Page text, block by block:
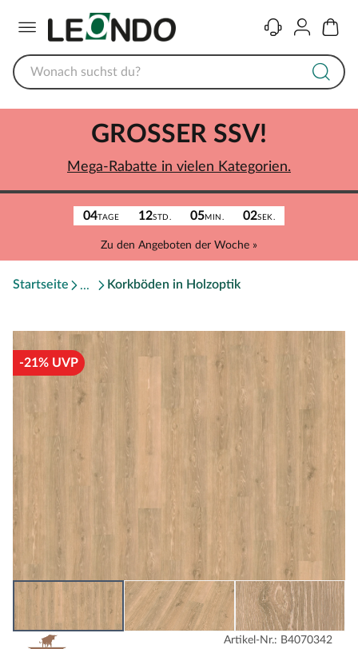
KontaktKonto
04TAGE 12STD. 05MIN. 02SEK.
Zu den Angeboten der Woche »
GROSSER SSV!
Mega-Rabatte in vielen Kategorien.
Startseite Korkböden in Holzoptik
-21% UVP
Artikel-Nr.: B4070342